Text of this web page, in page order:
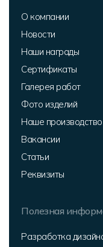
О компании
Новости
Наши награды
Сертификаты
Галерея работ
Фото изделий
Наше производство
Вакансии
Статьи
Реквизиты
Полезная
Разработка